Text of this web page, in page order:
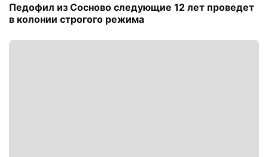
Педофил из Сосново следующие 12 лет проведет
в колонии строгого режима